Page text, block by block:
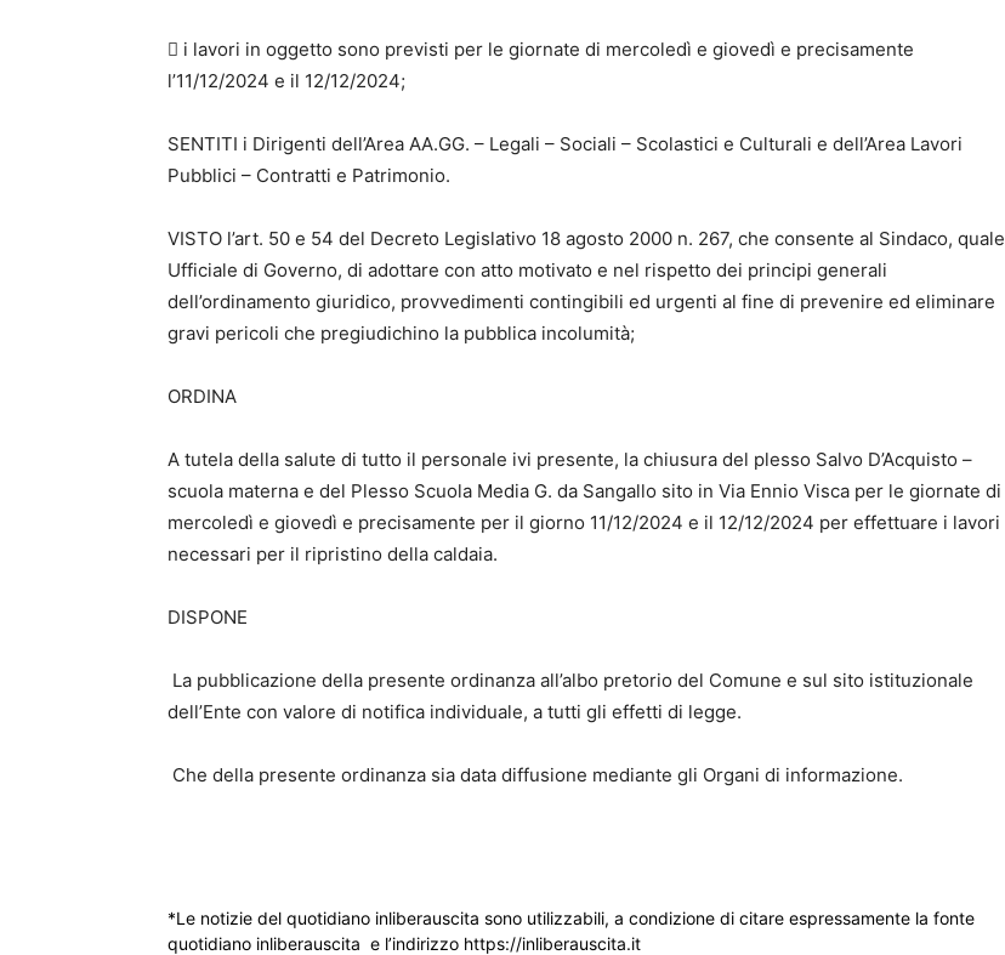
 i lavori in oggetto sono previsti per le giornate di mercoledì e giovedì e precisamente
l’11/12/2024 e il 12/12/2024;
SENTITI i Dirigenti dell’Area AA.GG. – Legali – Sociali – Scolastici e Culturali e dell’Area Lavori
Pubblici – Contratti e Patrimonio.
VISTO l’art. 50 e 54 del Decreto Legislativo 18 agosto 2000 n. 267, che consente al Sindaco, quale
Ufficiale di Governo, di adottare con atto motivato e nel rispetto dei principi generali
dell’ordinamento giuridico, provvedimenti contingibili ed urgenti al fine di prevenire ed eliminare
gravi pericoli che pregiudichino la pubblica incolumità;
ORDINA
A tutela della salute di tutto il personale ivi presente, la chiusura del plesso Salvo D’Acquisto –
scuola materna e del Plesso Scuola Media G. da Sangallo sito in Via Ennio Visca per le giornate di
mercoledì e giovedì e precisamente per il giorno 11/12/2024 e il 12/12/2024 per effettuare i lavori
necessari per il ripristino della caldaia.
DISPONE
­ La pubblicazione della presente ordinanza all’albo pretorio del Comune e sul sito istituzionale
dell’Ente con valore di notifica individuale, a tutti gli effetti di legge.
­ Che della presente ordinanza sia data diffusione mediante gli Organi di informazione.
*Le notizie del quotidiano inliberauscita sono utilizzabili, a condizione di citare espressamente la fonte
quotidiano inliberauscita e l’indirizzo https://inliberauscita.it